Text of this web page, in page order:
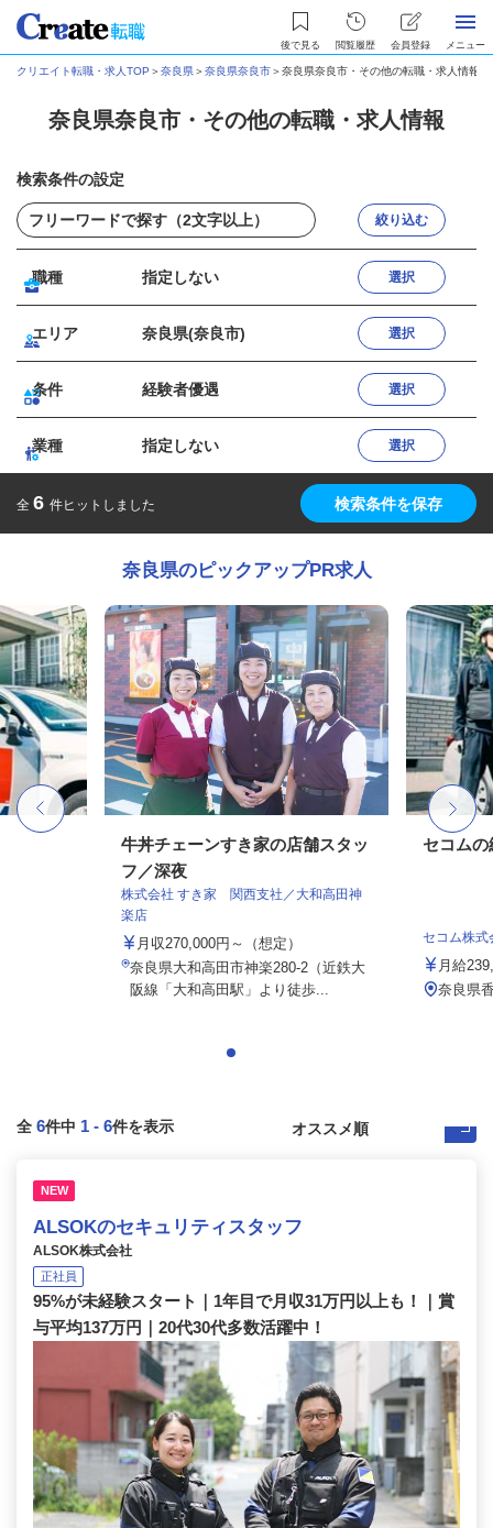
後で見る 閲覧履歴 会員登録 メニュー
クリエイト転職・求人TOP ＞奈良県＞奈良県奈良市＞奈良県奈良市・その他の転職・求人情報
奈良県奈良市・その他の転職・求人情報
検索条件の設定
絞り込む
職種 指定しない 選択
エリア 奈良県(奈良市) 選択
条件 経験者優遇 選択
業種 指定しない 選択
全 6 件ヒットしました 検索条件を保存
奈良県のピックアップPR求人
牛丼チェーンすき家の店舗スタッ
フ／深夜
株式会社 すき家 関西支社／大和高田神
楽店
月収270,000円～（想定）
奈良県大和高田市神楽280-2（近鉄大
阪線「大和高田駅」より徒歩...
セコムの
セコム株式
月給
奈良県
全 6件中 1 - 6件を表示
NEW
ALSOKのセキュリティスタッフ
ALSOK株式会社
正社員
95%が未経験スタート｜1年目で月収31万円以上も！｜賞
与平均137万円｜20代30代多数活躍中！